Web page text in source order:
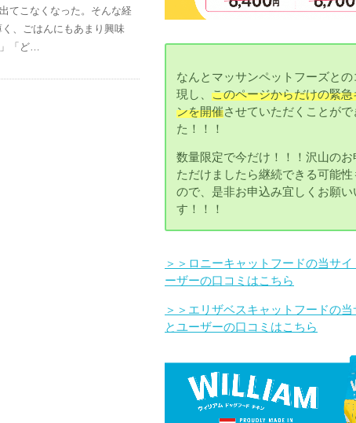
てこなくなった。そんな経
、ごはんにもあまり興味
「ど…
なんとマッサンペットフーズとの
現し、このページからだけの緊
ンを開催させていただくことがで
た！！！
数量限定で今だけ！！！沢山のお
ただけましたら継続できる可能性
ので、是非お申込み宜しくお願い
す！！！
＞＞ロニーキャットフードの当サ
ーザーの口コミはこちら
＞＞エリザベスキャットフードの
とユーザーの口コミはこちら